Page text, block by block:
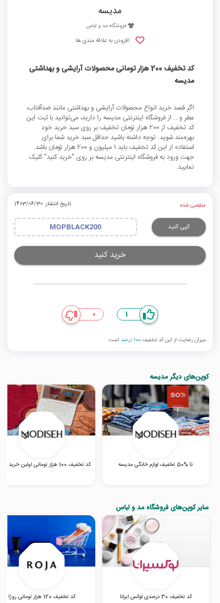
مدیسه
فروشگاه مد و لباس
افزودن به علاقه مندی ها
کد تخفیف 200 هزار تومانی محصولات آرایشی و بهداشتی
مدیسه
اگر قصد خرید انواع محصولات آرایشی و بهداشتی مانند ضدآفتاب،
عطر و... از فروشگاه اینترنتی مدیسه را دارید، می‌توانید با ثبت این
کد تخفیف از 200 هزار تومان تخفیف بر روی سبد خرید خود
بهره‌مند شوید. توجه داشته باشید حداقل سبد خرید شما برای
استفاده از این کد تخفیف باید 1 میلیون و 200 هزار تومان باشد.
جهت ورود به فروشگاه اینترنتی مدیسه بر روی "خرید کنید" کلیک
نمایید.
منقضی شده تاریخ انتشار: 1403/06/30
کپی کنید MOPBLACK200
خرید کنید
1
0
میزان رضایت از این کد تخفیف 100 درصد است
کوپن‌های دیگر مدیسه
تا %50 تخفیف لوازم خانگی مدیسه کد تخفیف 100 هزار تومانی اولین خرید مدیسه
سایر کوپن‌های فروشگاه مد و لباس
کد تخفیف 30 درصدی لوکس ایرانا کد تخفیف 120 هزار تومانی روژا